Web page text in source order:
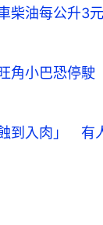
柴油每公升3
角小巴恐停
到入肉」 有